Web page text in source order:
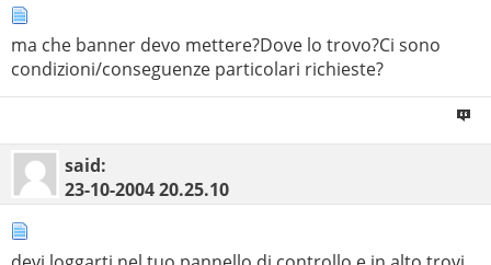
ma che banner devo mettere?Dove lo trovo?Ci sono
condizioni/conseguenze particolari richieste?
said:
23-10-200420.25.10